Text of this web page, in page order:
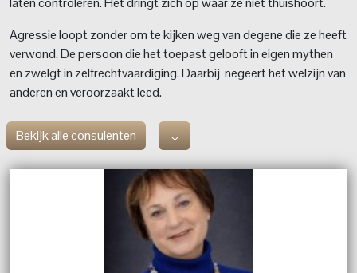
Agressie loopt zonder om te kijken weg van degene die ze heeft
verwond. De persoon die het toepast gelooft in eigen mythen
en zwelgt in zelfrechtvaardiging. Daarbij negeert het welzijn van
anderen en veroorzaakt leed.
Bekijk alle consulenten